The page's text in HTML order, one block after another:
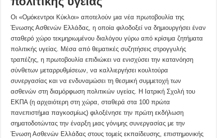
Οι «Ομόκεντροι Κύκλοι» αποτελούν μια νέα πρωτοβουλία της
Ένωσης Ασθενών Ελλάδας, η οποία φιλοδοξεί να δημιουργήσει έναν
σταθερό χώρο τεκμηριωμένου διαλόγου γύρω από κρίσιμα ζητήματα
πολιτικής υγείας. Μέσα από θεματικές συζητήσεις στρογγυλής
τραπέζης, η πρωτοβουλία επιδιώκει να ενισχύσει την κατανόηση
σύνθετων μεταρρυθμίσεων, να καλλιεργήσει κουλτούρα
συνεργασίας και να ενδυναμώσει τη θεσμική συμμετοχή των
ασθενών στη διαμόρφωση πολιτικών υγείας. Η Ιατρική Σχολή του
ΕΚΠΑ (η αρχαιότερη στη χώρα, σταθερά στα 100 πρώτα
πανεπιστήμια παγκοσμίως) φιλοξένησε την πρώτη εκδήλωση
σηματοδοτώντας την έναρξη μιας γόνιμης συνεργασίας με την
Ένωση Ασθενών Ελλάδας στους τομείς εκπαίδευσης, επιστημονικής